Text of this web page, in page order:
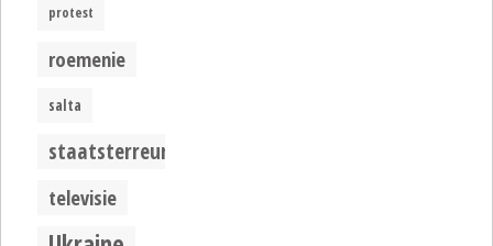
protest
roemenie
salta
staatsterreur
televisie